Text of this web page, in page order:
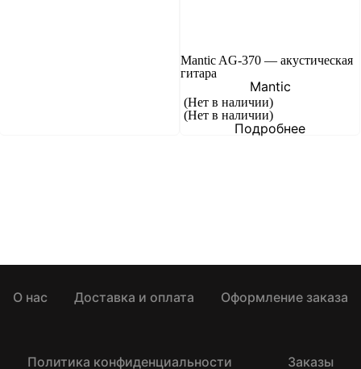
Mantic AG-370 — акустическая
гитара
Mantic
(Нет в наличии)
(Нет в наличии)
Подробнее
О нас Доставка и оплата Оформление заказа
Политика конфиденциальности Заказы